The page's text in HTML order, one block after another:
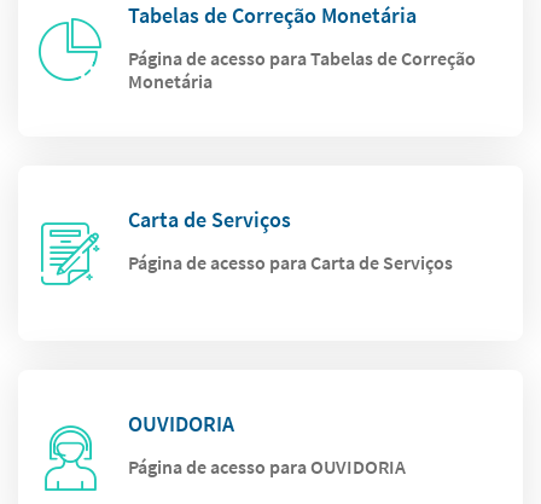
Tabelas de Correção Monetária
Página de acesso para Tabelas de Correção
Monetária
Carta de Serviços
Página de acesso para Carta de Serviços
OUVIDORIA
Página de acesso para OUVIDORIA